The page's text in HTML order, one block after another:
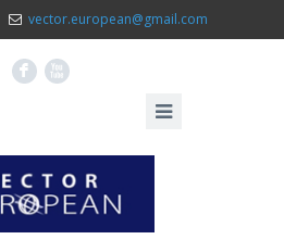
vector.european@gmail.com
F X